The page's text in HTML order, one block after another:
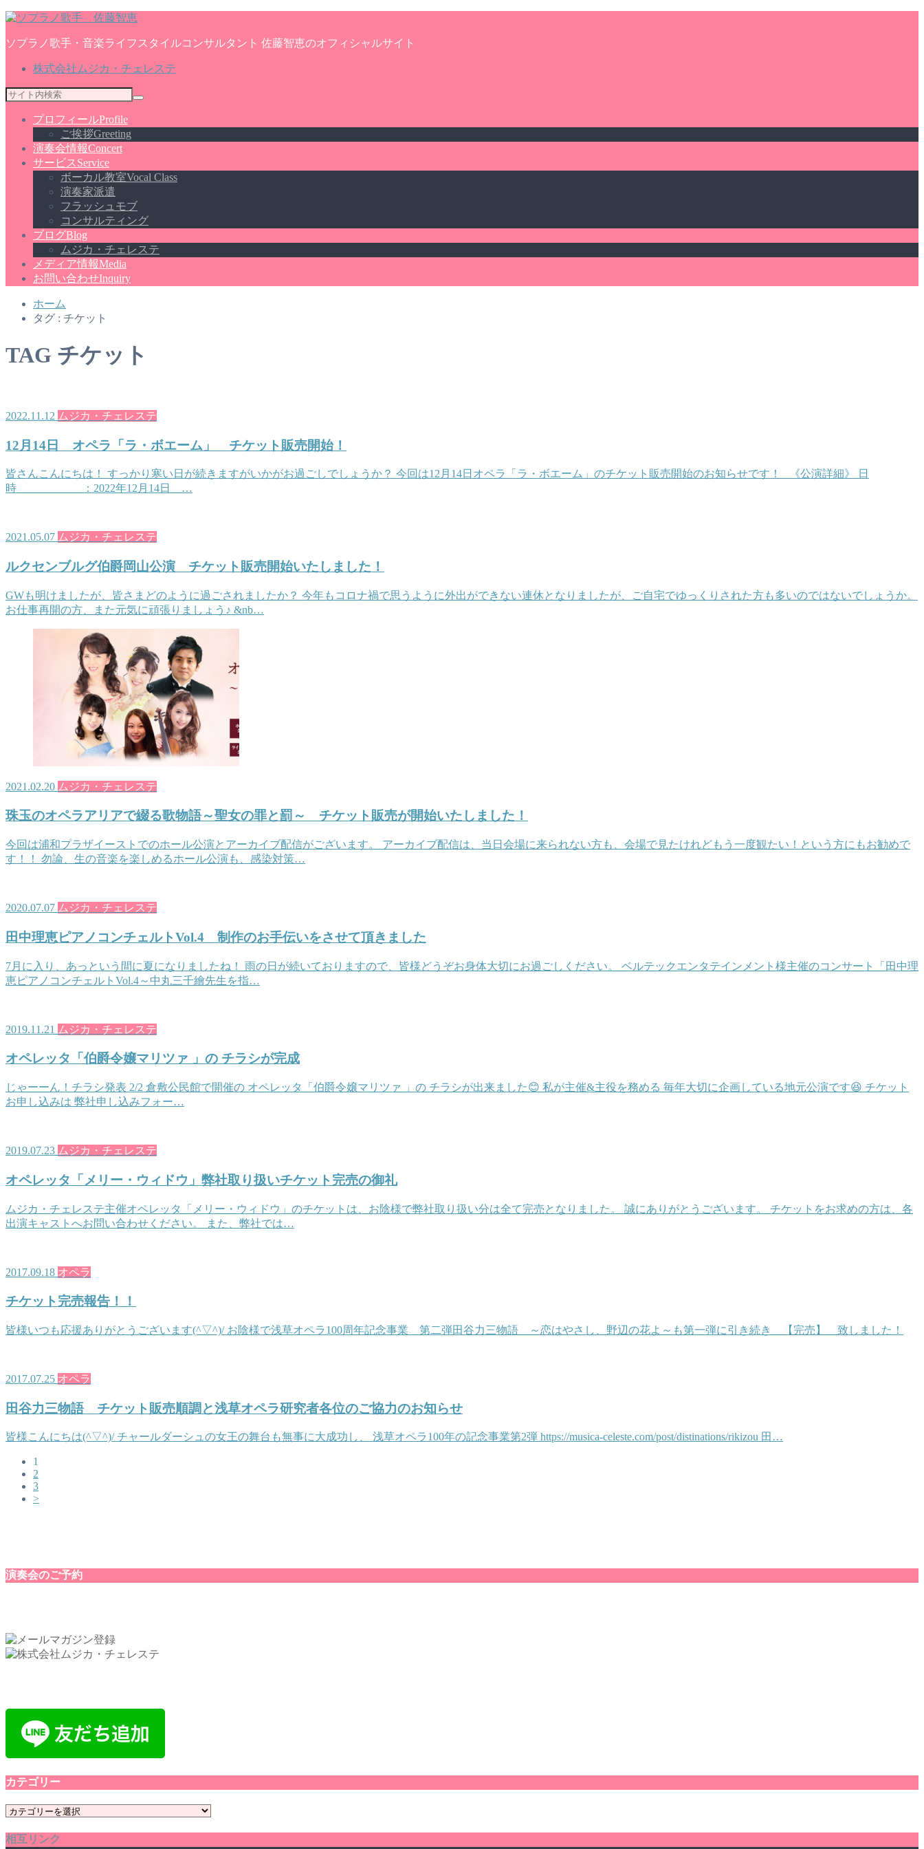
ソプラノ歌手・音楽ライフスタイルコンサルタント 佐藤智恵のオフィシャルサイト
株式会社ムジカ・チェレステ
プロフィールProfile
ご挨拶Greeting
演奏会情報Concert
サービス Service
ボーカル教室Vocal Class
演奏家派遣
フラッシュモブ
コンサルティング
ブログBlog
ムジカ・チェレステ
メディア情報Media
お問い合わせInquiry
ホーム
タグ : チケット
TAG チケット
2022.11.12 ムジカ・チェレステ
12月14日 オペラ「ラ・ボエーム」 チケット販売開始！
皆さんこんにちは！ すっかり寒い日が続きますがいかがお過ごしでしょうか？ 今回は12月14日オペラ「ラ・ボエーム」のチケット販売開始のお知らせです！ 《公演詳細》 日
時 ：2022年12月14日 …
2021.05.07 ムジカ・チェレステ
ルクセンブルグ伯爵岡山公演 チケット販売開始いたしました！
GWも明けましたが、皆さまどのように過ごされましたか？ 今年もコロナ禍で思うように外出ができない連休となりましたが、ご自宅でゆっくりされた方も多いのではないでしょうか。
お仕事再開の方、また元気に頑張りましょう♪ &nb…
2021.02.20 ムジカ・チェレステ
珠玉のオペラアリアで綴る歌物語～聖女の罪と罰～ チケット販売が開始いたしました！
今回は浦和プラザイーストでのホール公演とアーカイブ配信がございます。 アーカイブ配信は、当日会場に来られない方も、会場で見たけれどもう一度観たい！という方にもお勧めで
す！！ 勿論、生の音楽を楽しめるホール公演も、感染対策…
2020.07.07 ムジカ・チェレステ
田中理恵ピアノコンチェルトVol.4 制作のお手伝いをさせて頂きました
7月に入り、あっという間に夏になりましたね！ 雨の日が続いておりますので、皆様どうぞお身体大切にお過ごしください。 ベルテックエンタテインメント様主催のコンサート「田中理
恵ピアノコンチェルトVol.4～中丸三千繪先生を指…
2019.11.21 ムジカ・チェレステ
オペレッタ「伯爵令嬢マリツァ 」の チラシが完成
じゃーーん！チラシ発表 2/2 倉敷公民館で開催の オペレッタ「伯爵令嬢マリツァ 」の チラシが出来ました😊 私が主催&主役を務める 毎年大切に企画している地元公演です😆 チケット
お申し込みは 弊社申し込みフォー…
2019.07.23 ムジカ・チェレステ
オペレッタ「メリー・ウィドウ」弊社取り扱いチケット完売の御礼
ムジカ・チェレステ主催オペレッタ「メリー・ウィドウ」のチケットは、お陰様で弊社取り扱い分は全て完売となりました。 誠にありがとうございます。 チケットをお求めの方は、各
出演キャストへお問い合わせください。 また、弊社では…
2017.09.18 オペラ
チケット完売報告！！
皆様いつも応援ありがとうございます(^▽^)/ お陰様で浅草オペラ100周年記念事業 第二弾田谷力三物語 ～恋はやさし、野辺の花よ～も第一弾に引き続き 【完売】 致しました！
2017.07.25 オペラ
田谷力三物語 チケット販売順調と浅草オペラ研究者各位のご協力のお知らせ
皆様こんにちは(^▽^)/ チャールダーシュの女王の舞台も無事に大成功し、 浅草オペラ100年の記念事業第2弾 https://musica-celeste.com/post/distinations/rikizou 田…
1
2
3
>
演奏会のご予約
カテゴリー
カ
ゴ
相互リンク